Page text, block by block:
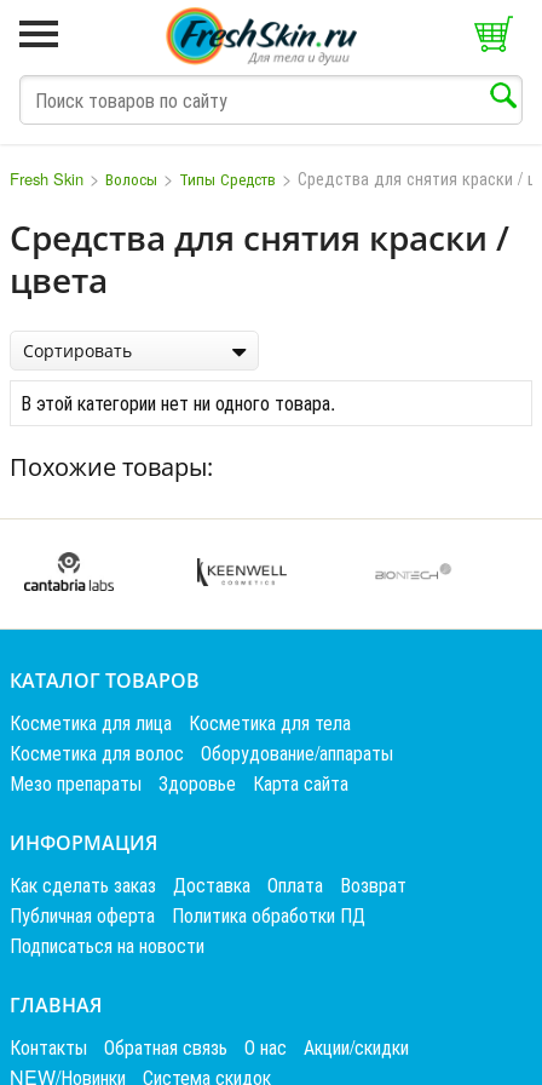
Fresh Skin > Волосы > Типы Средств > Средства для снятия краски /
Средства для снятия краски /
цвета
Сортировать
В этой категории нет ни одного товара.
Похожие товары:
КАТАЛОГ ТОВАРОВ
Косметика для лица
Косметика для тела
Косметика для волос
Оборудование/аппараты
Мезо препараты
Здоровье Карта сайта
ИНФОРМАЦИЯ
Как сделать заказ Доставка Оплата
Возврат
Публичная оферта
Политика обработки ПД
Подписаться на новости
ГЛАВНАЯ
Контакты Обратная связь О нас
Акции/скидки
NEW/Новинки
Система скидок
M N O